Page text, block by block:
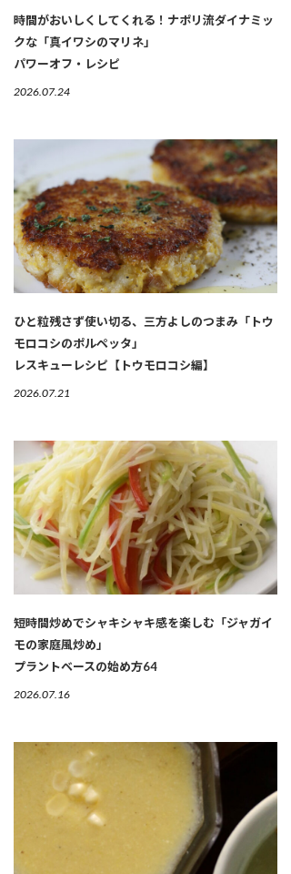
時間がおいしくしてくれる！ナポリ流ダイナミッ
クな「真イワシのマリネ」
パワーオフ・レシピ
2026.07.24
ひと粒残さず使い切る、三方よしのつまみ「トウ
モロコシのポルペッタ」
レスキューレシピ【トウモロコシ編】
2026.07.21
短時間炒めでシャキシャキ感を楽しむ「ジャガイ
モの家庭風炒め」
プラントベースの始め方64
2026.07.16